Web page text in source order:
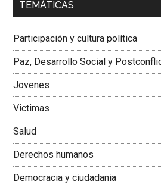
Dra. Carolina Corcho Mejía,
Colombiana
TEMÁTICAS
Participación y cultura política
Paz, Desarrollo Social y
Jovenes
Victimas
Salud
Derechos humanos
Democracia y ciudadania